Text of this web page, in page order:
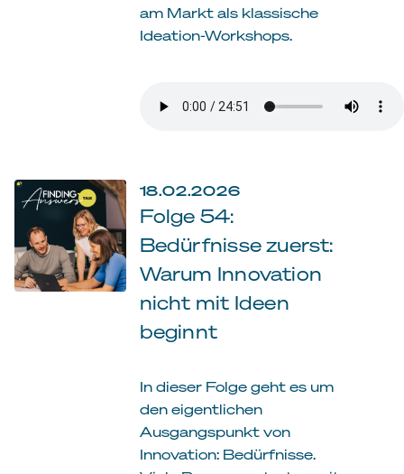
am Markt als klassische
Ideation-Workshops.
18.02.2026
Folge 54:
Bedürfnisse zuerst:
Warum Innovation
nicht mit Ideen
beginnt
In dieser Folge geht es um
den eigentlichen
Ausgangspunkt von
Innovation: Bedürfnisse.